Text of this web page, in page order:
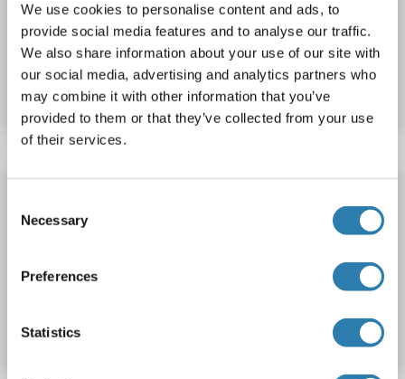
We use cookies to personalise content and ads, to
provide social media features and to analyse our traffic.
We also share information about your use of our site with
our social media, advertising and analytics partners who
may combine it with other information that you’ve
provided to them or that they’ve collected from your use
of their services.
Selection
Necessary
Preferences
Statistics
N° du produit ABIN2780689
Fiche technique Détails
TLX1 Reactivité: Souris, Humain
Hôte: Lapin
Fiche technique